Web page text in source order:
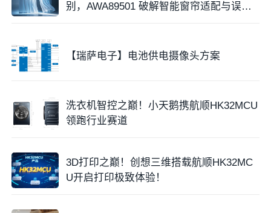
别，AWA89501 破解智能窗帘适配与误控
【瑞萨电子】电池供电摄像头方案
洗衣机智控之巅！小天鹅携航顺HK32MCU
领跑行业赛道
3D打印之巅！创想三维搭载航顺HK32MC
U开启打印极致体验！